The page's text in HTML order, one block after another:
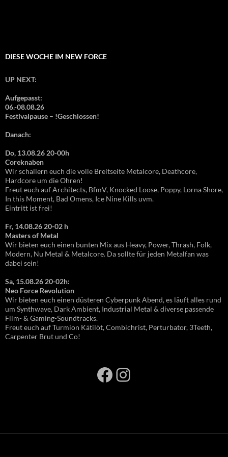
DIESE WOCHE IM NEW FORCE
UP NEXT:
Aufgepasst:
06.-08.08.26
Festivalpause – !Geschlossen!
Danach:
Do, 13.08.26 20-00h
Coreknaben
Wir schallern euch die volle Breitseite Metalcore, Deathcore,
Hardcore um die Ohren!
Freut euch auf Architects, BfmV, Knocked Loose, Poppy, Lorna Shore,
In this Moment, Bad Omens, Ice Nine Kills uvm.
Eintritt ist frei!
Fr, 14.08.26 20-02 h
Masters of Metal
Wir bieten euch einen bunten Mix aus Heavy, Power, Thrash, Folk,
Modern, Nu Metal & Metalcore. Da sollte für jeden Metalfan was
dabei sein!
Sa, 15.08.26 20-02h:
Neo Force Revolution
Wir bieten euch einen düsteren Cyberpunk Abend, es läuft alles rund
um Synthwave, Dark Ambient, Industrial Metal & diverse passende
Film- & Gaming-Soundtracks.
Freut euch auf Turmion Kätilöt, Combichrist, Perturbator, 3Teeth,
Carpenter Brut und Co!
Facebook
Instagram